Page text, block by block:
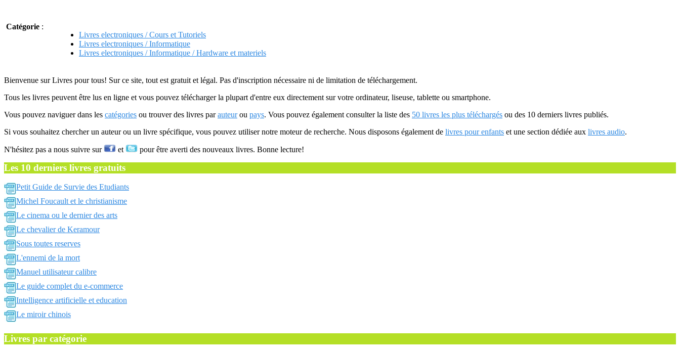
Catégorie :
Livres electroniques / Cours et Tutoriels
Livres electroniques / Informatique
Livres electroniques / Informatique / Hardware et materiels
Bienvenue sur Livres pour tous! Sur ce site, tout est gratuit et légal. Pas d'inscription nécessaire ni de limitation de téléchargement.
Tous les livres peuvent être lus en ligne et vous pouvez télécharger la plupart d'entre eux directement sur votre ordinateur, liseuse, tablette ou smartphone.
Vous pouvez naviguer dans les catégories ou trouver des livres parauteurou pays. Vous pouvez également consulter la liste des 50 livres les plus téléchargés ou des 10 derniers livres publiés.
Si vous souhaitez chercher un auteur ou un livre spécifique, vous pouvez utiliser notre moteur de recherche. Nous disposons également de livres pour enfants et une section dédiée aux livres audio.
N'hésitez pas a nous suivre sur et pour être averti des nouveaux livres. Bonne lecture!
Les 10 derniers livres gratuits
Petit Guide de Survie des Etudiants
Michel Foucault et le christianisme
Le cinema ou le dernier des arts
Le chevalier de Keramour
Sous toutes reserves
L'ennemi de la mort
Manuel utilisateur calibre
Le guide complet du e-commerce
Intelligence artificielle et education
Le miroir chinois
Livres par catégorie